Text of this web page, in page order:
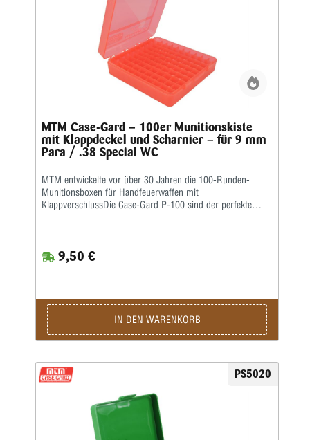
MTM Case-Gard – 100er Munitionskiste
mit Klappdeckel und Scharnier – für 9 mm
Para / .38 Special WC
MTM entwickelte vor über 30 Jahren die 100-Runden-
Munitionsboxen für Handfeuerwaffen mit
KlappverschlussDie Case-Gard P-100 sind der perfekte
griffige, abriebfeste Strukturoberfläche und sind stapelbar.
Auf den Snap-Lock-Verschluss und das mechanische
Unterseite jeder Box aufgeführt • Ladungsetikett im
Lieferumfang enthalten • Farbe: Rotklar
9,50 €
IN DEN WARENKORB
PS5020